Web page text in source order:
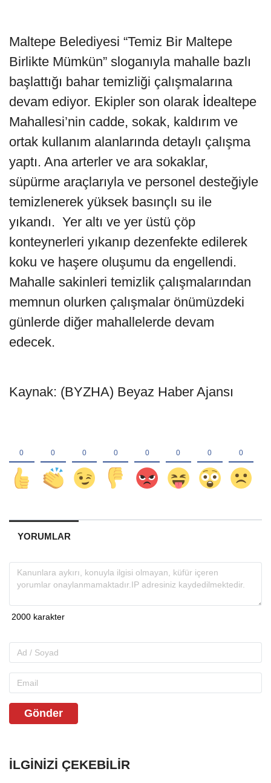
Maltepe Belediyesi “Temiz Bir Maltepe
Birlikte Mümkün” sloganıyla mahalle bazlı
başlattığı bahar temizliği çalışmalarına
devam ediyor. Ekipler son olarak İdealtepe
Mahallesi’nin cadde, sokak, kaldırım ve
ortak kullanım alanlarında detaylı çalışma
yaptı. Ana arterler ve ara sokaklar,
süpürme araçlarıyla ve personel desteğiyle
temizlenerek yüksek basınçlı su ile
yıkandı. Yer altı ve yer üstü çöp
konteynerleri yıkanıp dezenfekte edilerek
koku ve haşere oluşumu da engellendi.
Mahalle sakinleri temizlik çalışmalarından
memnun olurken çalışmalar önümüzdeki
günlerde diğer mahallelerde devam
edecek.
Kaynak: (BYZHA) Beyaz Haber Ajansı
YORUMLAR
Gönder
İLGINIZI ÇEKEBILIR